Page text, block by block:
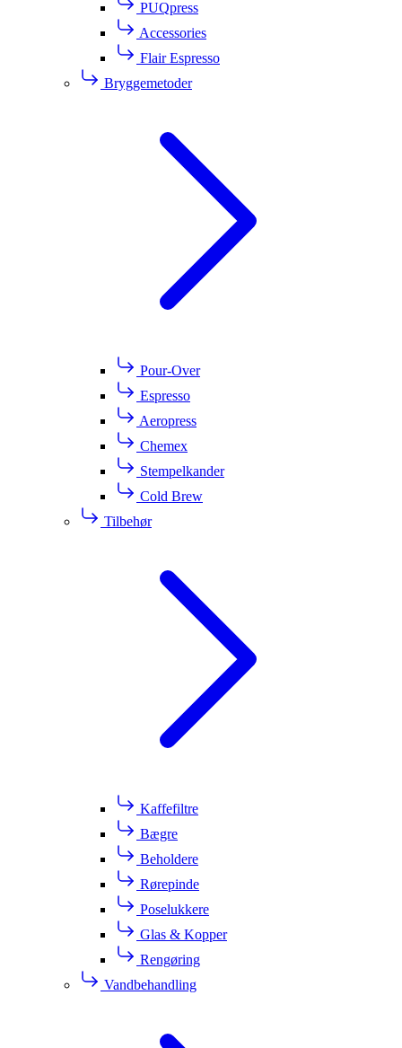
PUQpress
Accessories
Flair Espresso
Bryggemetoder
Pour-Over
Espresso
Aeropress
Chemex
Stempelkander
Cold Brew
Tilbehør
Kaffefiltre
Bægre
Beholdere
Rørepinde
Poselukkere
Glas & Kopper
Rengøring
Vandbehandling